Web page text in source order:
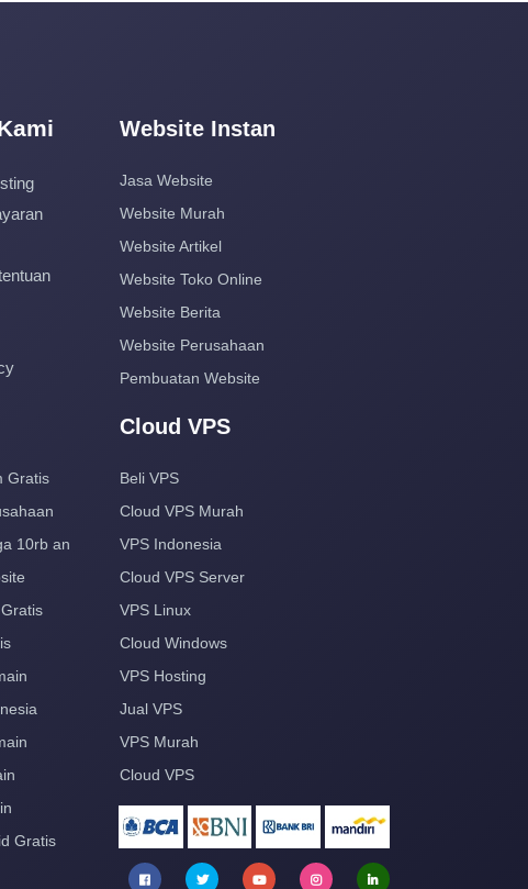
Website Instan
Jasa Website
Website Murah
Website Artikel
Website Toko Online
Website Berita
Website Perusahaan
Pembuatan Website
Gratis
10rb an
Gratis
Cloud VPS
Beli VPS
Cloud VPS Murah
VPS Indonesia
Cloud VPS Server
VPS Linux
Cloud Windows
VPS Hosting
Jual VPS
VPS Murah
Cloud VPS